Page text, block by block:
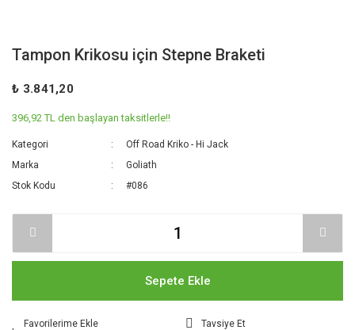
Tampon Krikosu için Stepne Braketi
₺ 3.841,20
396,92 TL den başlayan taksitlerle!!
Kategori
Off Road Kriko - Hi Jack
Marka
Goliath
Stok Kodu
#086
Sepete Ekle
Tavsiye Et